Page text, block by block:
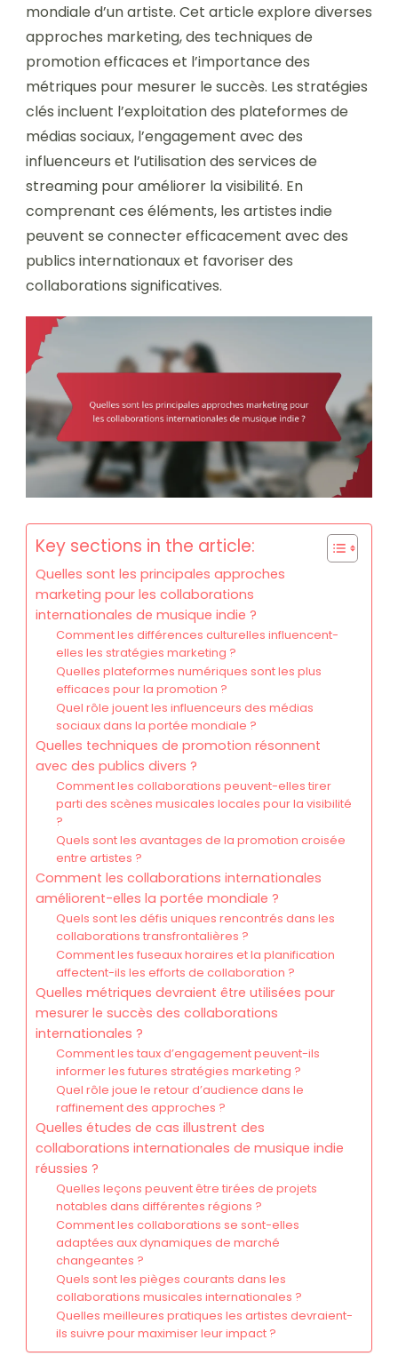
mondiale d’un artiste. Cet article explore diverses
approches marketing, des techniques de
promotion efficaces et l’importance des
métriques pour mesurer le succès. Les stratégies
clés incluent l’exploitation des plateformes de
médias sociaux, l’engagement avec des
influenceurs et l’utilisation des services de
streaming pour améliorer la visibilité. En
comprenant ces éléments, les artistes indie
peuvent se connecter efficacement avec des
publics internationaux et favoriser des
collaborations significatives.
Key sections in the article:
Quelles sont les principales approches
marketing pour les collaborations
internationales de musique indie ?
Comment les différences culturelles influencent-
elles les stratégies marketing ?
Quelles plateformes numériques sont les plus
efficaces pour la promotion ?
Quel rôle jouent les influenceurs des médias
sociaux dans la portée mondiale ?
Quelles techniques de promotion résonnent
avec des publics divers ?
Comment les collaborations peuvent-elles tirer
parti des scènes musicales locales pour la visibilité
?
Quels sont les avantages de la promotion croisée
entre artistes ?
Comment les collaborations internationales
améliorent-elles la portée mondiale ?
Quels sont les défis uniques rencontrés dans les
collaborations transfrontalières ?
Comment les fuseaux horaires et la planification
affectent-ils les efforts de collaboration ?
Quelles métriques devraient être utilisées pour
mesurer le succès des collaborations
internationales ?
Comment les taux d’engagement peuvent-ils
informer les futures stratégies marketing ?
Quel rôle joue le retour d’audience dans le
raffinement des approches ?
Quelles études de cas illustrent des
collaborations internationales de musique indie
réussies ?
Quelles leçons peuvent être tirées de projets
notables dans différentes régions ?
Comment les collaborations se sont-elles
adaptées aux dynamiques de marché
changeantes ?
Quels sont les pièges courants dans les
collaborations musicales internationales ?
Quelles meilleures pratiques les artistes devraient-
ils suivre pour maximiser leur impact ?